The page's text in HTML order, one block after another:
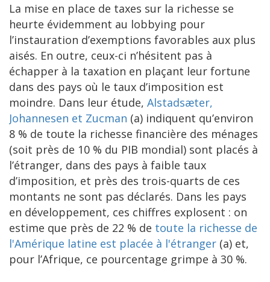
La mise en place de taxes sur la richesse se
heurte évidemment au lobbying pour
l’instauration d’exemptions favorables aux plus
aisés. En outre, ceux-ci n’hésitent pas à
échapper à la taxation en plaçant leur fortune
dans des pays où le taux d’imposition est
moindre. Dans leur étude, Alstadsæter,
Johannesen et Zucman (a) indiquent qu’environ
8 % de toute la richesse financière des ménages
(soit près de 10 % du PIB mondial) sont placés à
l’étranger, dans des pays à faible taux
d’imposition, et près des trois-quarts de ces
montants ne sont pas déclarés. Dans les pays
en développement, ces chiffres explosent : on
estime que près de 22 % de toute la richesse de
l'Amérique latine est placée à l'étranger (a) et,
pour l’Afrique, ce pourcentage grimpe à 30 %.